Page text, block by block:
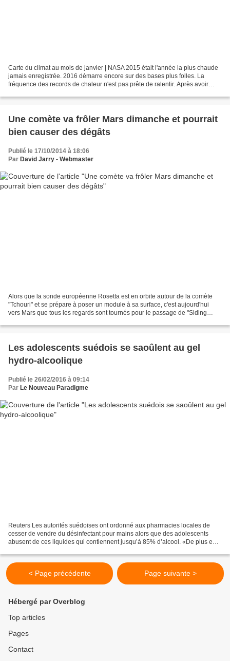
Carte du climat au mois de janvier | NASA 2015 était l'année la plus chaude
jamais enregistrée. 2016 démarre encore sur des bases plus folles. La
fréquence des records de chaleur n'est pas prête de ralentir. Après avoir
Une comète va frôler Mars dimanche et pourrait
bien causer des dégâts
Publié le 17/10/2014 à 18:06
Par David Jarry - Webmaster
Alors que la sonde européenne Rosetta est en orbite autour de la comète
"Tchouri" et se prépare à poser un module à sa surface, c'est aujourd'hui
vers Mars que tous les regards sont tournés pour le passage de "Siding
Les adolescents suédois se saoûlent au gel
hydro-alcoolique
Publié le 26/02/2016 à 09:14
Par Le Nouveau Paradigme
Reuters Les autorités suédoises ont ordonné aux pharmacies locales de
cesser de vendre du désinfectant pour mains alors que des adolescents
abusent de ces liquides qui contiennent jusqu’à 85% d’alcool. «De plus en
< Page précédente Page suivante >
Hébergé par Overblog
Top articles
Pages
Contact